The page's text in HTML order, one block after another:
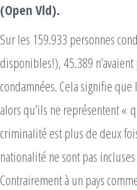
(Open Vld).
Sur les 159.933 personnes
disponibles!), 45.389
condamnées. Cela signifie
alors qu’ils ne représentent «
criminalité est plus de deux
nationalité ne sont pas
Contrairement à un pays